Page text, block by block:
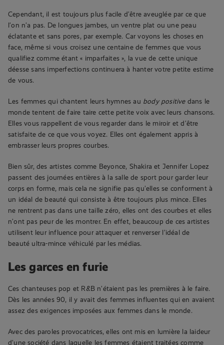
Cependant, il est toujours plus facile d’être aveuglée par ce que
l’on n’a pas. De longues jambes, un ventre plat ou une peau
éclatante et sans pores, par exemple. Car voyons les choses en
face, même si vous croisez une centaine de femmes que vous
qualifiez comme étant « imparfaites », la vue de cette unique
déesse sans imperfections continuera à hanter votre petite estime
de vous.
Les femmes qui chantent leurs hymnes au body positivedans le
monde tentent de faire taire cette petite voix avec leurs chansons.
Elles vous rappellent de vous regarder dans le miroir et d’être
satisfaite de ce que vous voyez. Elles ont également appris à
embrasser leurs propres courbes.
Bien sûr, des artistes comme Beyonce, Shakira et Jennifer Lopez
passent des journées entières à la salle de sport pour garder leur
corps en forme, mais cela ne signifie pas qu’elles se conforment à
un idéal de beauté qui consiste à être toujours plus mince. Elles
ne rentrent pas dans une taille zéro, elles ont des courbes et elles
n’ont pas peur de les montrer. En effet, beaucoup de ces artistes
utilisent leur influence pour attaquer et renverser l’idéal de
beauté ultra-mince véhiculé par les médias.
Les garces en furie
Ces chanteuses pop et R&B n’étaient pas les premières à le faire.
Dès les années 90, il y avait des femmes influentes qui en avaient
assez des exigences imposées aux femmes dans le monde.
Avec des paroles provocatrices, elles ont mis en lumière la laideur
d’une société dans laquelle les femmes étaient traitées comme